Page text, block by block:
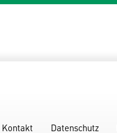
Kontakt Datenschutz